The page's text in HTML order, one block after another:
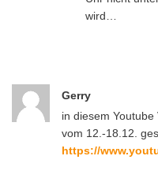
wird…
Gerry
in diesem
vom 12.-18.12.
https://